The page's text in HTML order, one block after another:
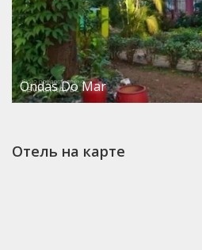
Ondas Do Mar
Отель на карте